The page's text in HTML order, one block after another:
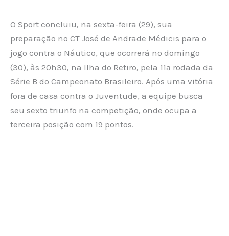
O Sport concluiu, na sexta-feira (29), sua
preparação no CT José de Andrade Médicis para o
jogo contra o Náutico, que ocorrerá no domingo
(30), às 20h30, na Ilha do Retiro, pela 11ª rodada da
Série B do Campeonato Brasileiro. Após uma vitória
fora de casa contra o Juventude, a equipe busca
seu sexto triunfo na competição, onde ocupa a
terceira posição com 19 pontos.